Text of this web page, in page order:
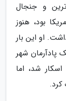
و جنجال
بود، هنوز
او این بار
پادآرمان شهر
ماندگار را خلق کرد. پرتقال کوکی نامزد 4 اسکار شد، اما
کرد.